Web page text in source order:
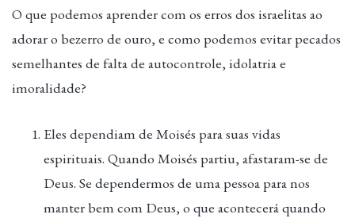
O que podemos aprender com os erros dos israelitas ao
adorar o bezerro de ouro, e como podemos evitar pecados
semelhantes de falta de autocontrole, idolatria e
imoralidade?
Eles dependiam de Moisés para suas vidas
espirituais. Quando Moisés partiu, afastaram-se de
Deus. Se dependermos de uma pessoa para nos
manter bem com Deus, o que acontecerá quando